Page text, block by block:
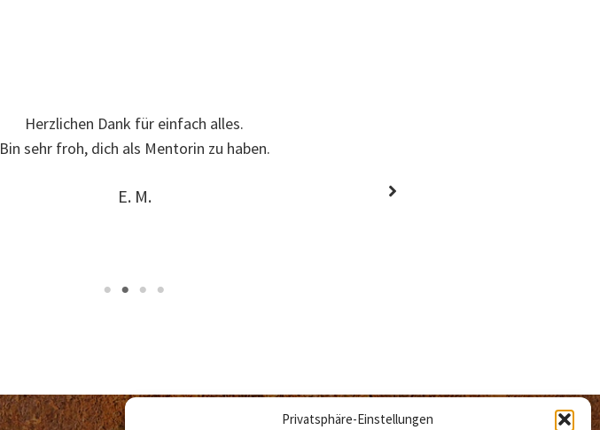
Privatsphäre-Einstellungen
Herzlichen Dank für einfach alles.
Bin sehr froh, dich als Mentorin zu haben.
E. M.